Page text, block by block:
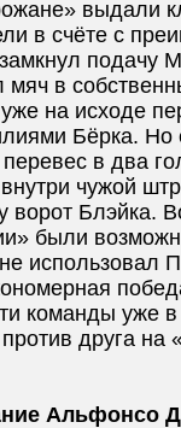
выдали
в счёте с
подачу
мяч в
на исходе
Бёрка.
в два
чужой
ворот Блэйка.
были
использовал
команды уже
друга
Альфонсо